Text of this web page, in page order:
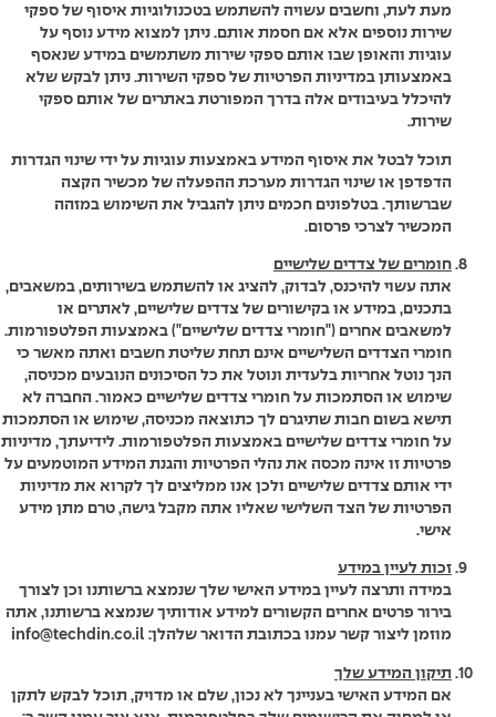
מעת לעת, וחשבים עשויה להשתמש בטכנולוגיות איסוף של ספקי
שירות נוספים אלא אם חסמת אותם. ניתן למצוא מידע נוסף על
עוגיות והאופן שבו אותם ספקי שירות משתמשים במידע שנאסף
באמצעותן במדיניות הפרטיות של ספקי השירות. ניתן לבקש שלא
להיכלל בעיבודים אלה בדרך המפורטת באתרים של אותם ספקי
שירות.
תוכל לבטל את איסוף המידע באמצעות עוגיות על ידי שינוי הגדרות
הדפדפן או שינוי הגדרות מערכת ההפעלה של מכשיר הקצה
שברשותך. בטלפונים חכמים ניתן להגביל את השימוש במזהה
המכשיר לצרכי פרסום.
חומרים של צדדים שלישיים
אתה עשוי להיכנס, לבדוק, להציג או להשתמש בשירותים, במשאבים,
בתכנים, במידע או בקישורים של צדדים שלישיים, לאתרים או
למשאבים אחרים ("חומרי צדדים שלישיים") באמצעות הפלטפורמות.
חומרי הצדדים השלישיים אינם תחת שליטת חשבים ואתה מאשר כי
הנך נוטל אחריות בלעדית ונוטל את כל הסיכונים הנובעים מכניסה,
שימוש או הסתמכות על חומרי צדדים שלישיים כאמור. החברה לא
תישא בשום חבות שתיגרם לך כתוצאה מכניסה, שימוש או הסתמכות
על חומרי צדדים שלישיים באמצעות הפלטפורמות. לידיעתך, מדיניות
פרטיות זו אינה מכסה את נהלי הפרטיות והגנת המידע המוטמעים על
ידי אותם צדדים שלישיים ולכן אנו ממליצים לך לקרוא את מדיניות
הפרטיות של הצד השלישי שאליו אתה מקבל גישה, טרם מתן מידע
אישי.
זכות לעיין במידע
במידה ותרצה לעיין במידע האישי שלך שנמצא ברשותנו וכן לצורך
בירור פרטים אחרים הקשורים למידע אודותיך שנמצא ברשותנו, אתה
מוזמן ליצור קשר עמנו בכתובת הדואר שלהלן: info@techdin.co.il
תיקון המידע שלך
אם המידע האישי בעניינך לא נכון, שלם או מדויק, תוכל לבקש לתקן